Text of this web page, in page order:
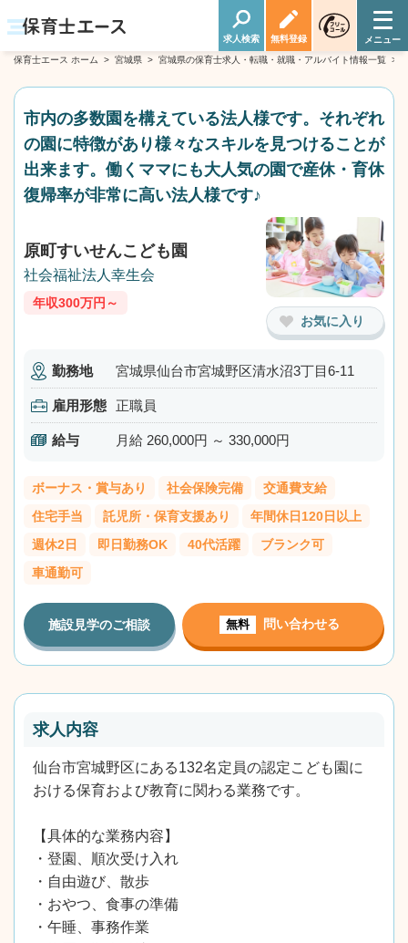
求人検索 無料登録
保育士エース ホーム > 宮城県 > 宮城県の保育士求人・転職・就職・アルバイト情報一覧 >
市内の多数園を構えている法人様です。それぞれ
の園に特徴があり様々なスキルを見つけることが
出来ます。働くママにも大人気の園で産休・育休
復帰率が非常に高い法人様です♪
お気に入り
原町すいせんこども園
社会福祉法人幸生会
年収300万円～
勤務地 宮城県仙台市宮城野区清水沼3丁目6-11
雇用形態 正職員
給与 月給 260,000円 ～ 330,000円
ボーナス・賞与あり 社会保険完備
交通費支給
住宅手当
託児所・保育支援あり
年間休日120日以上
週休2日
即日勤務OK 40代活躍
ブランク可
車通勤可
施設見学のご相談 無料 問い合わせる
求人内容
仙台市宮城野区にある132名定員の認定こども園に
おける保育および教育に関わる業務です。
【具体的な業務内容】
・登園、順次受け入れ
・自由遊び、散歩
・おやつ、食事の準備
・午睡、事務作業